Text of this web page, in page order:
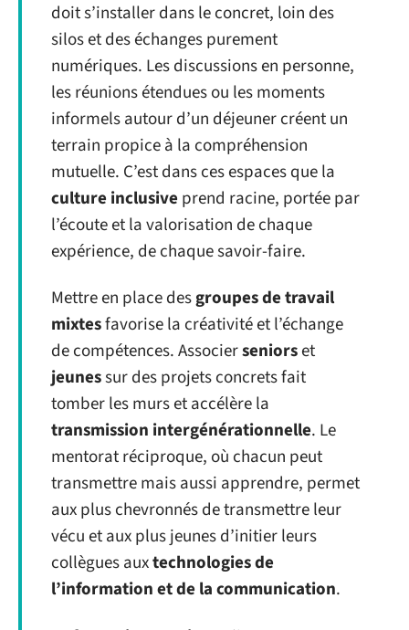
doit s’installer dans le concret, loin des
silos et des échanges purement
numériques. Les discussions en personne,
les réunions étendues ou les moments
informels autour d’un déjeuner créent un
terrain propice à la compréhension
mutuelle. C’est dans ces espaces que la
culture inclusive prend racine, portée par
l’écoute et la valorisation de chaque
expérience, de chaque savoir-faire.
Mettre en place desgroupes de travail
mixtesfavorise la créativité et l’échange
de compétences. Associerseniorset
jeunessur des projets concrets fait
tomber les murs et accélère la
transmission intergénérationnelle. Le
mentorat réciproque, où chacun peut
transmettre mais aussi apprendre, permet
aux plus chevronnés de transmettre leur
vécu et aux plus jeunes d’initier leurs
collègues auxtechnologies de
l’information et de la communication.